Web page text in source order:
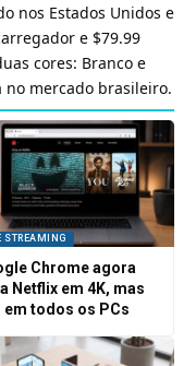
nos Estados Unidos e
e $79.99
cores: Branco e
no mercado brasileiro.
STREAMING
Chrome agora
Netflix em 4K, mas
em todos os PCs